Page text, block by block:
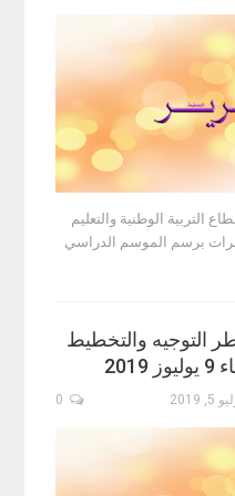
التربية الوطنية والتعليم
برسم الموسم الدراسي
التوجيه والتخطيط
5, 2019